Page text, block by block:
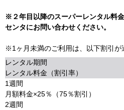
※２年目以降のスーパーレンタル料
センタにお問い合わせください。
※1ヶ月未満のご利用は、以下割引が
レンタル期間
レンタル料金（割引率）
1週間
月額料金×25％（75％割引）
2週間